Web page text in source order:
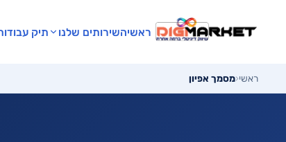
ראשיהשירותים שלנו תיק
ראשי‹מסמך אפיון